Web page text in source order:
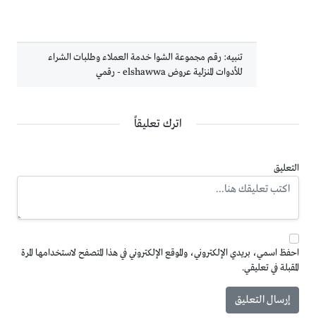
تنبيه: رقم مجموعة الشوا خدمة العملاء وطلبات الشراء
للأدوات المنزلية عروض elshawwa - رقمي
اترك تعليقاً
التعليق
احفظ اسمي، بريدي الإلكتروني، والموقع الإلكتروني في هذا المتصفح لاستخدامها المرة
المقبلة في تعليقي.